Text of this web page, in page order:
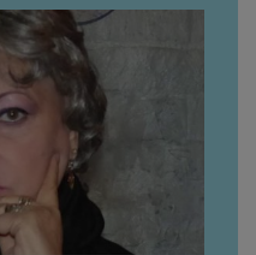
Florin Ristei e...